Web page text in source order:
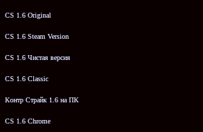
CS 1.6 Original
CS 1.6 Steam Version
CS 1.6 Чистая версия
CS 1.6 Classic
Контр Страйк 1.6 на ПК
CS 1.6 Chrome